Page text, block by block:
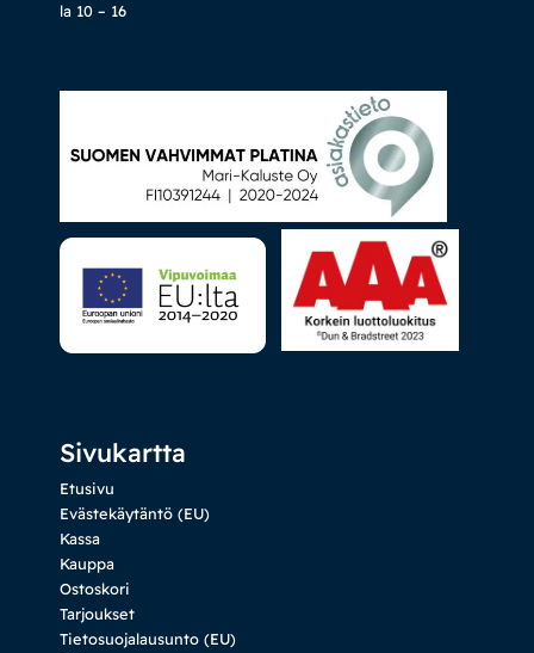
la 10 – 16
Sivukartta
Etusivu
Evästekäytäntö (EU)
Kassa
Kauppa
Ostoskori
Tarjoukset
Tietosuojalausunto (EU)